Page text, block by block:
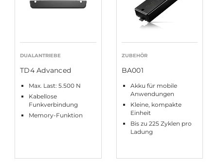
DUALANTRIEBE
TD4 Advanced
Max. Last: 5.500 N
Kabellose
Funkverbindung
Memory-Funktion
ZUBEHÖR
BA001
Akku für mobile
Anwendungen
Kleine, kompakte
Einheit
Bis zu 225 Zyklen pro
Ladung